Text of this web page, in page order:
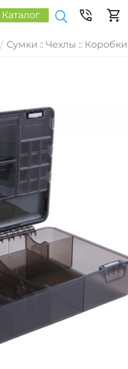
Каталог
/ Сумки :: Чехлы :: Коробки